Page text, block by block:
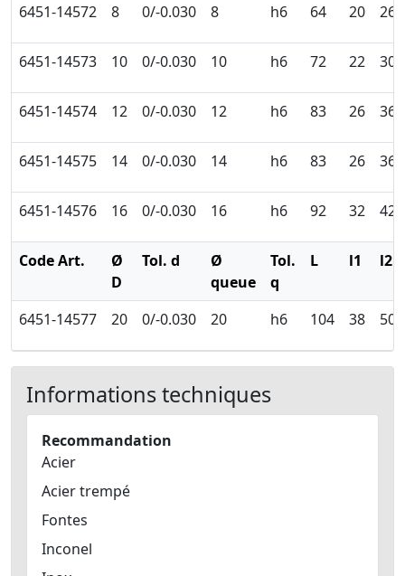
6451-14572 8 0/-0.030 8 h6 64 20 26
6451-14573 10 0/-0.030 10 h6 72 22 30
6451-14574 12 0/-0.030 12 h6 83 26 36
6451-14575 14 0/-0.030 14 h6 83 26 36
6451-14576 16 0/-0.030 16 h6 92 32 42
Code Art.
Ø
D
Tol. d
Ø
queue
Tol.
q
L l1 l2
6451-14577 20 0/-0.030 20 h6 104 38 50
Informations techniques
Recommandation
Acier
Acier trempé
Fontes
Inconel